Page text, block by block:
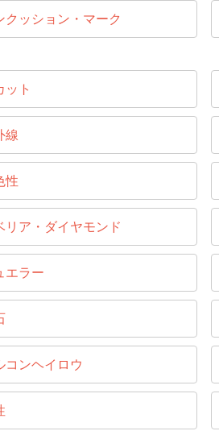
クッション・マーク
ット
線
性
リア・ダイヤモンド
エラー
コンヘイロウ